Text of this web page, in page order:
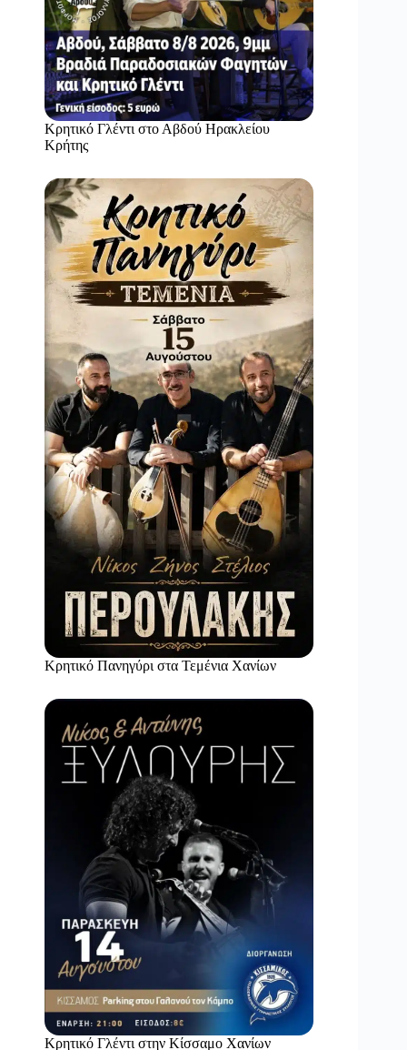
Κρητικό Γλέντι στο Αβδού Ηρακλείου
Κρήτης
Κρητικό Πανηγύρι στα Τεμένια Χανίων
Κρητικό Γλέντι στην Κίσσαμο Χανίων